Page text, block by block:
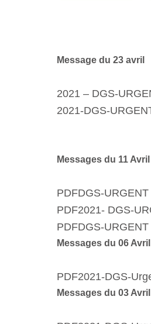
Message du 23 avril
2021 – DGS-
2021-DGS-
Messages du 11
PDFDGS-
PDF2021- DGS-
PDFDGS-
Messages du 06
PDF2021-DGS-
Messages du 03